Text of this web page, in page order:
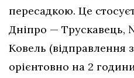
пересадкою. Це
Дніпро —
Ковель (відправлення
орієнтовно на 2